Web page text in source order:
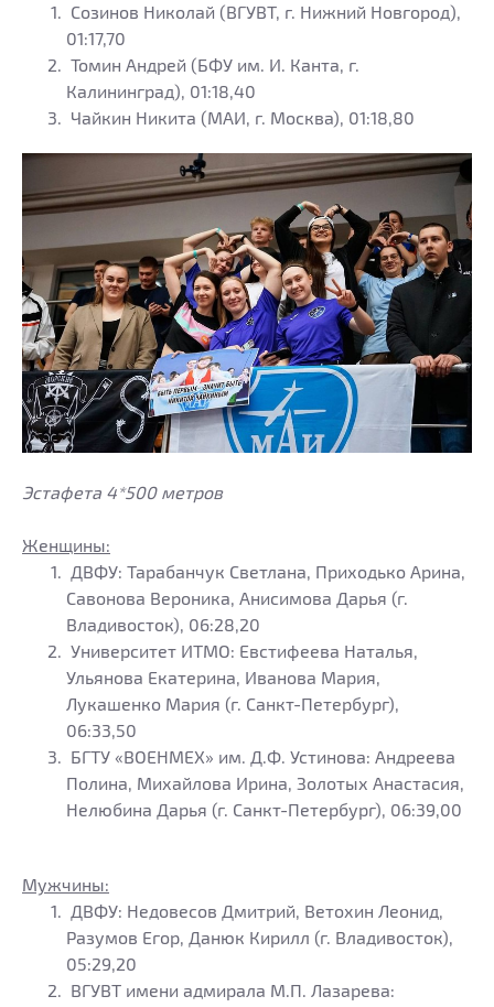
Созинов Николай (ВГУВТ, г. Нижний Новгород),
01:17,70
Томин Андрей (БФУ им. И. Канта, г.
Калининград), 01:18,40
Чайкин Никита (МАИ, г. Москва), 01:18,80
Эстафета 4*500 метров
Женщины:
ДВФУ: Тарабанчук Светлана, Приходько Арина,
Савонова Вероника, Анисимова Дарья (г.
Владивосток), 06:28,20
Университет ИТМО: Евстифеева Наталья,
Ульянова Екатерина, Иванова Мария,
Лукашенко Мария (г. Санкт-Петербург),
06:33,50
БГТУ «ВОЕНМЕХ» им. Д.Ф. Устинова: Андреева
Полина, Михайлова Ирина, Золотых Анастасия,
Нелюбина Дарья (г. Санкт-Петербург), 06:39,00
Мужчины:
ДВФУ: Недовесов Дмитрий, Ветохин Леонид,
Разумов Егор, Данюк Кирилл (г. Владивосток),
05:29,20
ВГУВТ имени адмирала М.П. Лазарева: